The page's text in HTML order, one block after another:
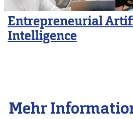
Entrepreneurial
Intelligence
Mehr